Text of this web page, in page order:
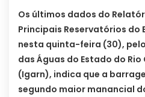
Os últimos dados do
Principais Reservatórios do
nesta quinta-feira (30),
das Águas do Estado do
(Igarn), indica que a
segundo maior manancial